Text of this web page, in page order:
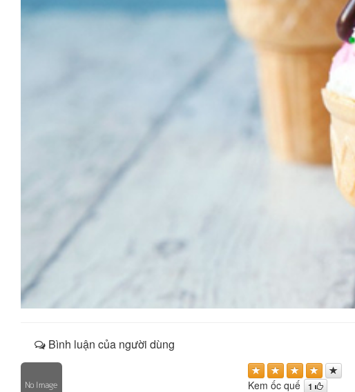
Bình luận của người dùng
Kem ốc quế 1